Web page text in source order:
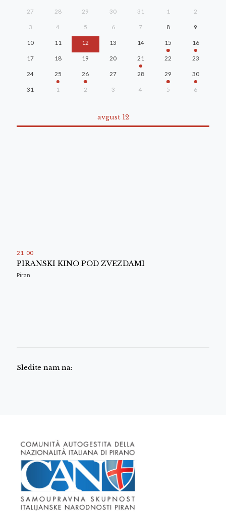
27 28 29 30 31 1 2
3 4 5 6 7 8 9
10 11 12 13 14 15 16
17 18 19 20 21 22 23
24 25 26 27 28 29 30
31 1 2 3 4 5 6
avgust 12
21 00
PIRANSKI KINO POD ZVEZDAMI
Piran
Sledite nam na: